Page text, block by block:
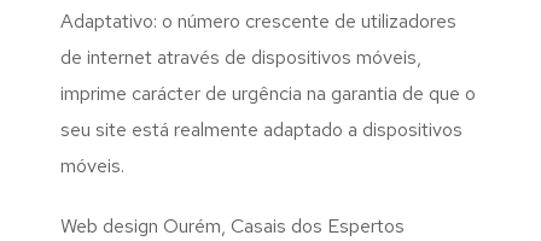
Adaptativo: o número crescente de utilizadores
de internet através de dispositivos móveis,
imprime carácter de urgência na garantia de que o
seu site está realmente adaptado a dispositivos
móveis.
Web design Ourém, Casais dos Espertos